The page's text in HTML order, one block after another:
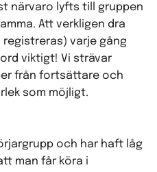
närvaro lyfts till gruppen
Att verkligen dra
varje gång
viktigt! Vi strävar
från fortsättare och
som möjligt.
och har haft låg
man får köra i